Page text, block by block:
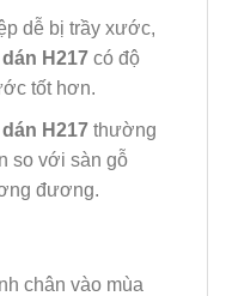
dễ bị trầy xước,
H217có độ
tốt hơn.
H217thường
so với sàn gỗ
đương.
chân vào mùa